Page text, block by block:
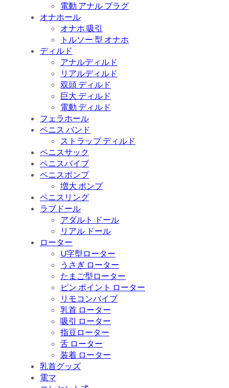
電動 アナル プラグ
オナホール
オナホ 吸引
トルソー 型 オナホ
ディルド
アナルディルド
リアルディルド
双頭 ディルド
巨大 ディルド
電動 ディルド
フェラホール
ペニス バンド
ストラップ ディルド
ペニスサック
ペニスバイブ
ペニスポンプ
増大 ポンプ
ペニスリング
ラブドール
アダルト ドール
リアル ドール
ローター
U字型ローター
うさぎ ローター
たまご型ローター
ピン ポイント ローター
リモコンバイブ
乳首 ローター
吸引 ローター
指豆ローター
舌 ローター
装着 ローター
乳首グッズ
電マ